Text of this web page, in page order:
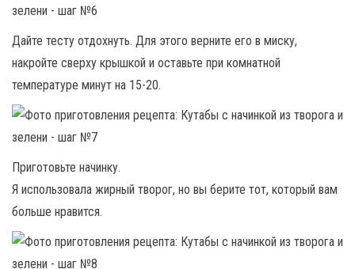
Дайте тесту отдохнуть. Для этого верните его в миску,
накройте сверху крышкой и оставьте при комнатной
температуре минут на 15-20.
Приготовьте начинку.
Я использовала жирный творог, но вы берите тот, который вам
больше нравится.